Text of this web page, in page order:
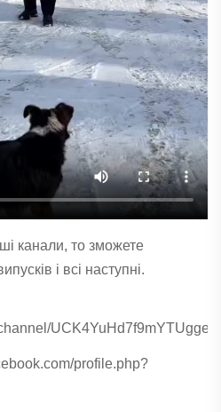
канали, то зможете
і всі наступні.
profile.php?